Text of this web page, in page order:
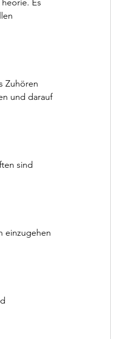
Es
Zuhören
und darauf
sind
einzugehen